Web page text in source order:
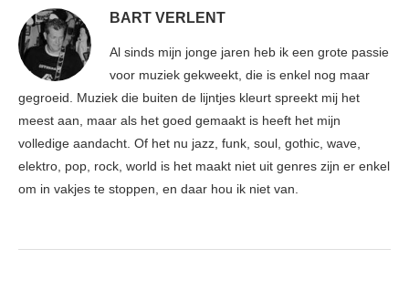
BART VERLENT
Al sinds mijn jonge jaren heb ik een grote passie
voor muziek gekweekt, die is enkel nog maar
gegroeid. Muziek die buiten de lijntjes kleurt spreekt mij het
meest aan, maar als het goed gemaakt is heeft het mijn
volledige aandacht. Of het nu jazz, funk, soul, gothic, wave,
elektro, pop, rock, world is het maakt niet uit genres zijn er enkel
om in vakjes te stoppen, en daar hou ik niet van.